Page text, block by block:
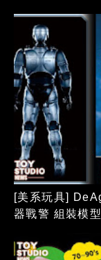
[美系玩具]
器戰警 組裝模